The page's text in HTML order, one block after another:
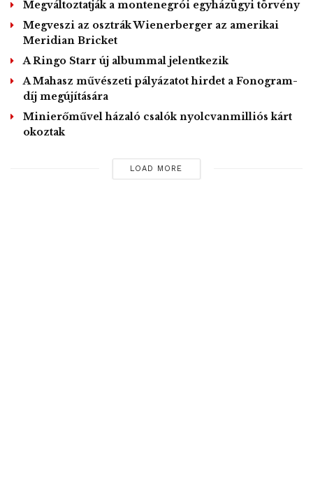
Megváltoztatják a montenegrói egyházügyi törvény
Megveszi az osztrák Wienerberger az amerikai
Meridian Bricket
A Ringo Starr új albummal jelentkezik
A Mahasz művészeti pályázatot hirdet a Fonogram-
díj megújítására
Minierőművel házaló csalók nyolcvanmilliós kárt
okoztak
LOAD MORE